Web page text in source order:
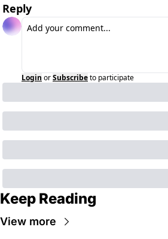
Reply
Login orSubscribeto participate
Keep Reading
View more